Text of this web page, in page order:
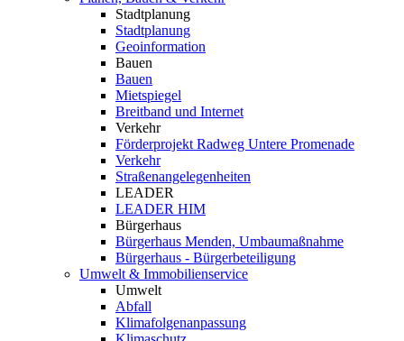
Stadtplanung
Stadtplanung
Geoinformation
Bauen
Bauen
Mietspiegel
Breitband und Internet
Verkehr
Förderprojekt Radweg Untere Promenade
Verkehr
Straßenangelegenheiten
LEADER
LEADER HIM
Bürgerhaus
Bürgerhaus Menden, Umbaumaßnahme
Bürgerhaus - Bürgerbeteiligung
Umwelt & Immobilienservice
Umwelt
Abfall
Klimafolgenanpassung